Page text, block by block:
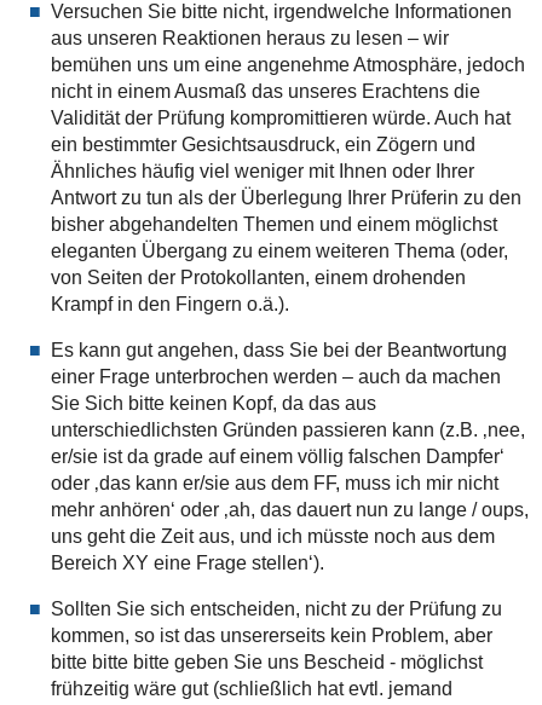
Versuchen Sie bitte nicht, irgendwelche Informationen
aus unseren Reaktionen heraus zu lesen – wir
bemühen uns um eine angenehme Atmosphäre, jedoch
nicht in einem Ausmaß das unseres Erachtens die
Validität der Prüfung kompromittieren würde. Auch hat
ein bestimmter Gesichtsausdruck, ein Zögern und
Ähnliches häufig viel weniger mit Ihnen oder Ihrer
Antwort zu tun als der Überlegung Ihrer Prüferin zu den
bisher abgehandelten Themen und einem möglichst
eleganten Übergang zu einem weiteren Thema (oder,
von Seiten der Protokollanten, einem drohenden
Krampf in den Fingern o.ä.).
Es kann gut angehen, dass Sie bei der Beantwortung
einer Frage unterbrochen werden – auch da machen
Sie Sich bitte keinen Kopf, da das aus
unterschiedlichsten Gründen passieren kann (z.B. ‚nee,
er/sie ist da grade auf einem völlig falschen Dampfer‘
oder ‚das kann er/sie aus dem FF, muss ich mir nicht
mehr anhören‘ oder ‚ah, das dauert nun zu lange / oups,
uns geht die Zeit aus, und ich müsste noch aus dem
Bereich XY eine Frage stellen‘).
Sollten Sie sich entscheiden, nicht zu der Prüfung zu
kommen, so ist das unsererseits kein Problem, aber
bitte bitte bitte geben Sie uns Bescheid - möglichst
frühzeitig wäre gut (schließlich hat evtl. jemand